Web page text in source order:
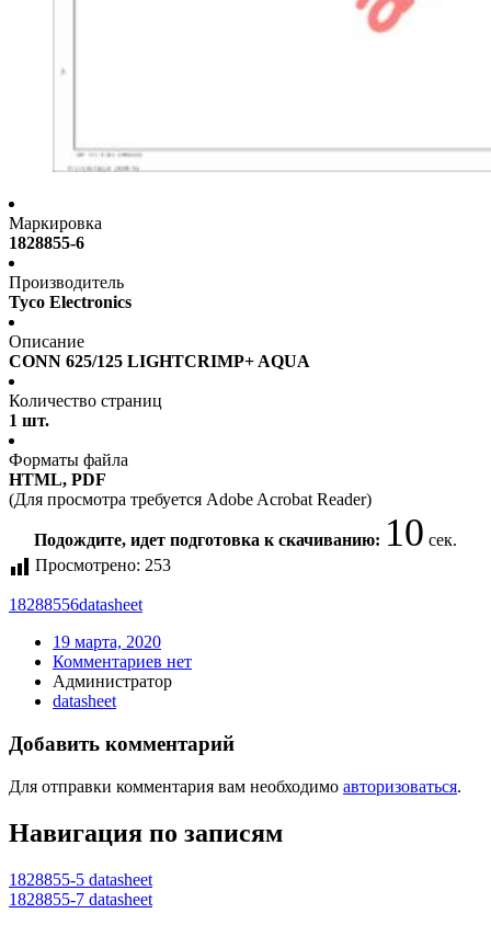
Маркировка
1828855-6
Производитель
Tyco Electronics
Описание
CONN 625/125 LIGHTCRIMP+ AQUA
Количество страниц
1 шт.
Форматы файла
HTML, PDF
(Для просмотра требуется Adobe Acrobat Reader)
Подождите, идет подготовка к скачиванию: 10 сек.
Просмотрено: 253
18288556datasheet
19 марта, 2020
Комментариев нет
Администратор
datasheet
Добавить комментарий
Для отправки комментария вам необходимо авторизоваться.
Навигация по записям
1828855-5 datasheet
1828855-7 datasheet